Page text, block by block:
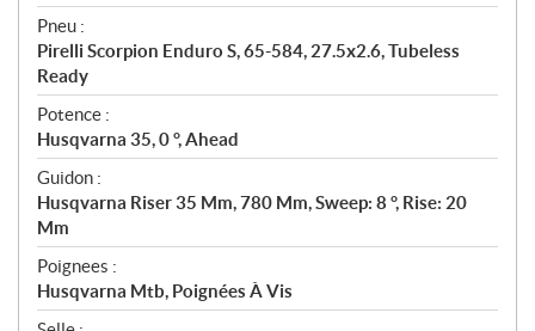
Pneu :
Pirelli Scorpion Enduro S, 65-584, 27.5x2.6, Tubeless
Ready
Potence :
Husqvarna 35, 0 °, Ahead
Guidon :
Husqvarna Riser 35 Mm, 780 Mm, Sweep: 8 °, Rise: 20
Mm
Poignees :
Husqvarna Mtb, Poignées À Vis